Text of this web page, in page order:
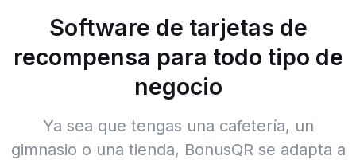
Software de tarjetas de
recompensa para todo tipo de
negocio
Ya sea que tengas una cafetería, un
gimnasio o una tienda, BonusQR se adapta a